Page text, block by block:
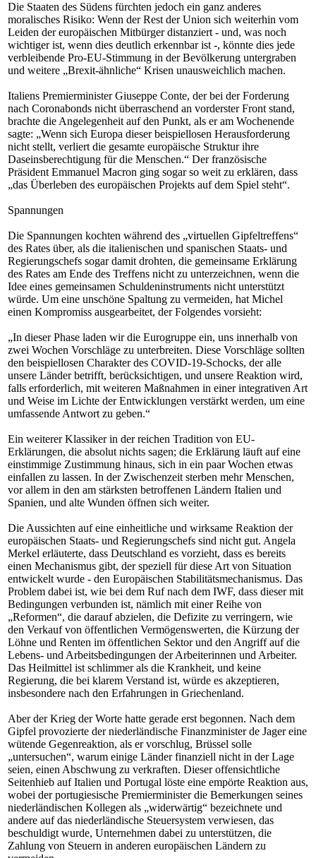
Die Staaten des Südens fürchten jedoch ein ganz anderes
moralisches Risiko: Wenn der Rest der Union sich weiterhin vom
Leiden der europäischen Mitbürger distanziert - und, was noch
wichtiger ist, wenn dies deutlich erkennbar ist -, könnte dies jede
verbleibende Pro-EU-Stimmung in der Bevölkerung untergraben
und weitere „Brexit-ähnliche“ Krisen unausweichlich machen.
Italiens Premierminister Giuseppe Conte, der bei der Forderung
nach Coronabonds nicht überraschend an vorderster Front stand,
brachte die Angelegenheit auf den Punkt, als er am Wochenende
sagte: „Wenn sich Europa dieser beispiellosen Herausforderung
nicht stellt, verliert die gesamte europäische Struktur ihre
Daseinsberechtigung für die Menschen.“ Der französische
Präsident Emmanuel Macron ging sogar so weit zu erklären, dass
„das Überleben des europäischen Projekts auf dem Spiel steht“.
Spannungen
Die Spannungen kochten während des „virtuellen Gipfeltreffens“
des Rates über, als die italienischen und spanischen Staats- und
Regierungschefs sogar damit drohten, die gemeinsame Erklärung
des Rates am Ende des Treffens nicht zu unterzeichnen, wenn die
Idee eines gemeinsamen Schuldeninstruments nicht unterstützt
würde. Um eine unschöne Spaltung zu vermeiden, hat Michel
einen Kompromiss ausgearbeitet, der Folgendes vorsieht:
„In dieser Phase laden wir die Eurogruppe ein, uns innerhalb von
zwei Wochen Vorschläge zu unterbreiten. Diese Vorschläge sollten
den beispiellosen Charakter des COVID-19-Schocks, der alle
unsere Länder betrifft, berücksichtigen, und unsere Reaktion wird,
falls erforderlich, mit weiteren Maßnahmen in einer integrativen Art
und Weise im Lichte der Entwicklungen verstärkt werden, um eine
umfassende Antwort zu geben.“
Ein weiterer Klassiker in der reichen Tradition von EU-
Erklärungen, die absolut nichts sagen; die Erklärung läuft auf eine
einstimmige Zustimmung hinaus, sich in ein paar Wochen etwas
einfallen zu lassen. In der Zwischenzeit sterben mehr Menschen,
vor allem in den am stärksten betroffenen Ländern Italien und
Spanien, und alte Wunden öffnen sich weiter.
Die Aussichten auf eine einheitliche und wirksame Reaktion der
europäischen Staats- und Regierungschefs sind nicht gut. Angela
Merkel erläuterte, dass Deutschland es vorzieht, dass es bereits
einen Mechanismus gibt, der speziell für diese Art von Situation
entwickelt wurde - den Europäischen Stabilitätsmechanismus. Das
Problem dabei ist, wie bei dem Ruf nach dem IWF, dass dieser mit
Bedingungen verbunden ist, nämlich mit einer Reihe von
„Reformen“, die darauf abzielen, die Defizite zu verringern, wie
den Verkauf von öffentlichen Vermögenswerten, die Kürzung der
Löhne und Renten im öffentlichen Sektor und den Angriff auf die
Lebens- und Arbeitsbedingungen der Arbeiterinnen und Arbeiter.
Das Heilmittel ist schlimmer als die Krankheit, und keine
Regierung, die bei klarem Verstand ist, würde es akzeptieren,
insbesondere nach den Erfahrungen in Griechenland.
Aber der Krieg der Worte hatte gerade erst begonnen. Nach dem
Gipfel provozierte der niederländische Finanzminister de Jager eine
wütende Gegenreaktion, als er vorschlug, Brüssel solle
„untersuchen“, warum einige Länder finanziell nicht in der Lage
seien, einen Abschwung zu verkraften. Dieser offensichtliche
Seitenhieb auf Italien und Portugal löste eine empörte Reaktion aus,
wobei der portugiesische Premierminister die Bemerkungen seines
niederländischen Kollegen als „widerwärtig“ bezeichnete und
andere auf das niederländische Steuersystem verwiesen, das
beschuldigt wurde, Unternehmen dabei zu unterstützen, die
Zahlung von Steuern in anderen europäischen Ländern zu